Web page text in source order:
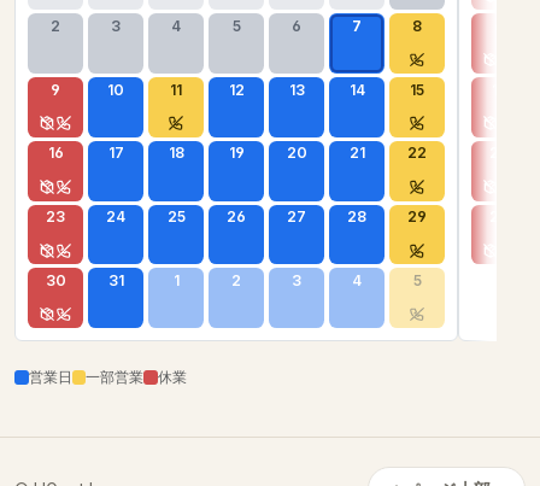
2 3 4 5 6 7 8
9 10 11 12 13 14 15
16 17 18 19 20 21 22
23 24 25 26 27 28 29
30 31 1 2 3 4 5
営業日 一部営業 休業